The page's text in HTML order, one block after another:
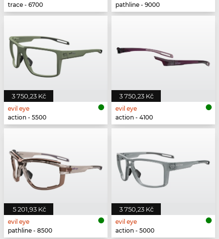
trace - 6700
pathline - 9000
3 750,23 Kč
evil eye
action - 5500
3 750,23 Kč
evil eye
action - 4100
5 201,93 Kč
evil eye
pathline - 8500
3 750,23 Kč
evil eye
action - 5000